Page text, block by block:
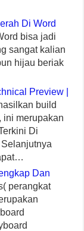
Di Word
bisa jadi
sangat kalian
hijau beriak
Preview |
build
ini merupakan
Di
Dan
perangkat